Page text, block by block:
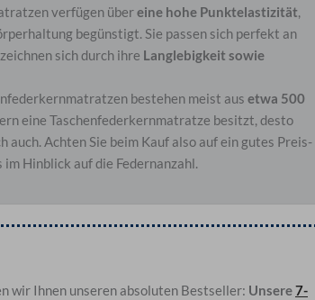
verfügen übereine hohe Punktelastizität,
begünstigt. Sie passen sich perfekt an
sich durch ihre Langlebigkeit sowie
bestehen meist aus etwa 500
eine Taschenfederkernmatratze besitzt, desto
auch. Achten Sie beim Kauf also auf ein gutes Preis-
Hinblick auf die Federnanzahl.
wir Ihnen unseren absoluten Bestseller: Unsere7-